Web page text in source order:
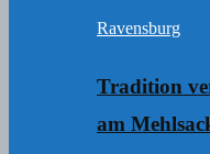
Ravensburg
Tradition
am